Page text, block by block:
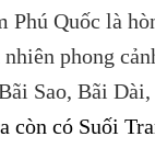
Phú Quốc là
phong
Sao, Bãi
còn có Suối